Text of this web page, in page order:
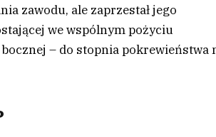
zawodu, ale zaprzestał jego
we wspólnym pożyciu
– do stopnia pokrewieństwa